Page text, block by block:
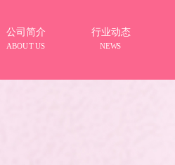
公司简介
ABOUT US
行业动态
NEWS